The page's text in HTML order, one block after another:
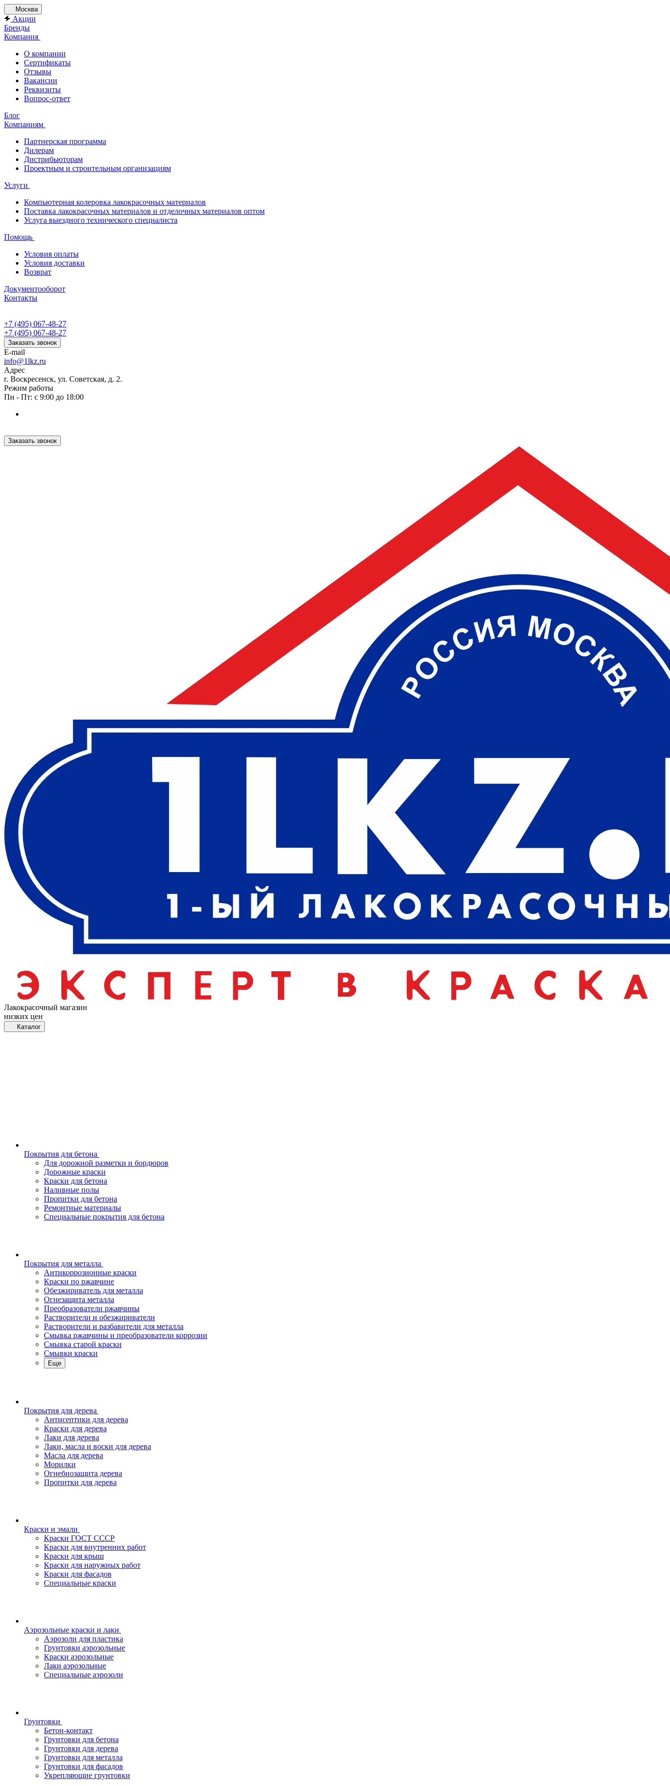
Москва
Акции
Бренды
Компания
О компании
Сертификаты
Отзывы
Вакансии
Реквизиты
Вопрос-ответ
Блог
Компаниям
Партнерская программа
Дилерам
Дистрибьюторам
Проектным и строительным организациям
Услуги
Компьютерная колеровка лакокрасочных материалов
Поставка лакокрасочных материалов и отделочных материалов оптом
Услуга выездного технического специалиста
Помощь
Условия оплаты
Условия доставки
Возврат
Документооборот
Контакты
+7 (495) 067-48-27
+7 (495) 067-48-27
Заказать звонок
E-mail
info@1lkz.ru
Адрес
г. Воскресенск, ул. Советская, д. 2.
Режим работы
Пн - Пт: с 9:00 до 18:00
Заказать звонок
Лакокрасочный магазин
низких цен
Каталог
Покрытия для бетона
Для дорожной разметки и бордюров
Дорожные краски
Краски для бетона
Наливные полы
Пропитки для бетона
Ремонтные материалы
Специальные покрытия для бетона
Покрытия для металла
Антикоррозионные краски
Краски по ржавчине
Обезжириватель для металла
Огнезащита металла
Преобразователи ржавчины
Растворители и обезжириватели
Растворители и разбавители для металла
Смывка ржавчины и преобразователи коррозии
Смывка старой краски
Смывки краски
Еще
Покрытия для дерева
Антисептики для дерева
Краски для дерева
Лаки для дерева
Лаки, масла и воски для дерева
Масла для дерева
Морилки
Огнебиозащита дерева
Пропитки для дерева
Краски и эмали
Краски ГОСТ СССР
Краски для внутренних работ
Краски для крыш
Краски для наружных работ
Краски для фасадов
Специальные краски
Аэрозольные краски и лаки
Аэрозоли для пластика
Грунтовки аэрозольные
Краски аэрозольные
Лаки аэрозольные
Специальные аэрозоли
Грунтовки
Бетон-контакт
Грунтовки для бетона
Грунтовки для дерева
Грунтовки для металла
Грунтовки для фасадов
Укрепляющие грунтовки